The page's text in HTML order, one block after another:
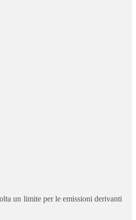
un limite per le emissioni derivanti